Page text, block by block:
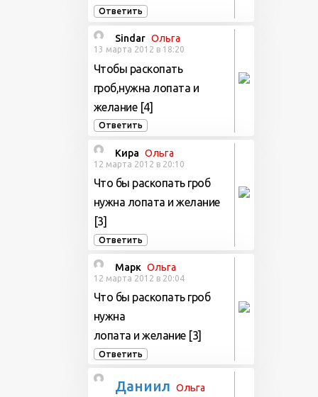
Ответить
Sindar Ольга
13 марта 2012 в 18:20
Чтобы раскопать
гроб,нужна лопата и
желание [4]
Ответить
Кира Ольга
12 марта 2012 в 20:10
Что бы раскопать гроб
нужна лопата и желание
[3]
Ответить
Марк Ольга
12 марта 2012 в 20:04
Что бы раскопать гроб
нужна
лопата и желание [3]
Ответить
Даниил Ольга